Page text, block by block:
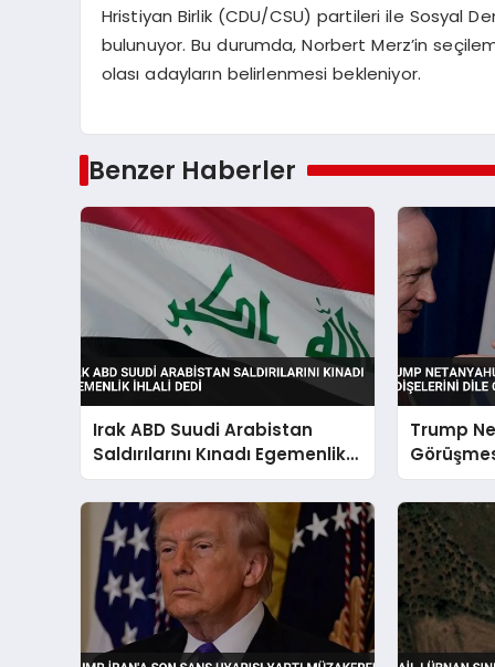
Hristiyan Birlik (CDU/CSU) partileri ile Sosyal
bulunuyor. Bu durumda, Norbert Merz’in
olası adayların belirlenmesi bekleniyor.
Benzer Haberler
Irak ABD Suudi Arabistan
Saldırılarını Kınadı Egemenlik
İhlali Dedi
Trump